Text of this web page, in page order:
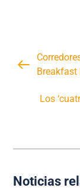
Breakfast
Los
Noticias